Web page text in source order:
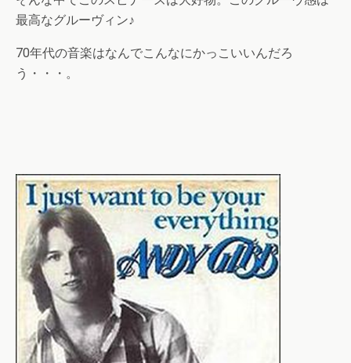
最高なグルーヴィン♪
70年代の音楽はなんでこんなにかっこいいんだろ
う・・・。